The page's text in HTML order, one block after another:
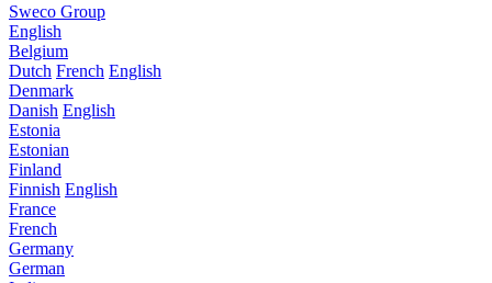
Sweco Group
English
Belgium
Dutch French English
Denmark
Danish English
Estonia
Estonian
Finland
Finnish English
France
French
Germany
German